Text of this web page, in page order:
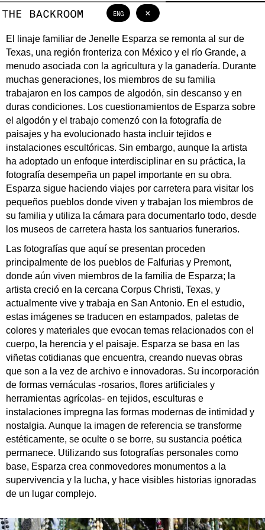
×
ENG
BIO
El linaje familiar de Jenelle Esparza se remonta al sur de
Texas, una región fronteriza con México y el río Grande, a
menudo asociada con la agricultura y la ganadería. Durante
muchas generaciones, los miembros de su familia
trabajaron en los campos de algodón, sin descanso y en
duras condiciones. Los cuestionamientos de Esparza sobre
el algodón y el trabajo comenzó con la fotografía de
paisajes y ha evolucionado hasta incluir tejidos e
instalaciones escultóricas. Sin embargo, aunque la artista
ha adoptado un enfoque interdisciplinar en su práctica, la
fotografía desempeña un papel importante en su obra.
Esparza sigue haciendo viajes por carretera para visitar los
pequeños pueblos donde viven y trabajan los miembros de
su familia y utiliza la cámara para documentarlo todo, desde
los museos de carretera hasta los santuarios funerarios.
Las fotografías que aquí se presentan proceden
principalmente de los pueblos de Falfurias y Premont,
donde aún viven miembros de la familia de Esparza; la
artista creció en la cercana Corpus Christi, Texas, y
actualmente vive y trabaja en San Antonio. En el estudio,
estas imágenes se traducen en estampados, paletas de
colores y materiales que evocan temas relacionados con el
cuerpo, la herencia y el paisaje. Esparza se basa en las
viñetas cotidianas que encuentra, creando nuevas obras
que son a la vez de archivo e innovadoras. Su incorporación
de formas vernáculas -rosarios, flores artificiales y
herramientas agrícolas- en tejidos, esculturas e
instalaciones impregna las formas modernas de intimidad y
nostalgia. Aunque la imagen de referencia se transforme
estéticamente, se oculte o se borre, su sustancia poética
permanece. Utilizando sus fotografías personales como
base, Esparza crea conmovedores monumentos a la
supervivencia y la lucha, y hace visibles historias ignoradas
de un lugar complejo.